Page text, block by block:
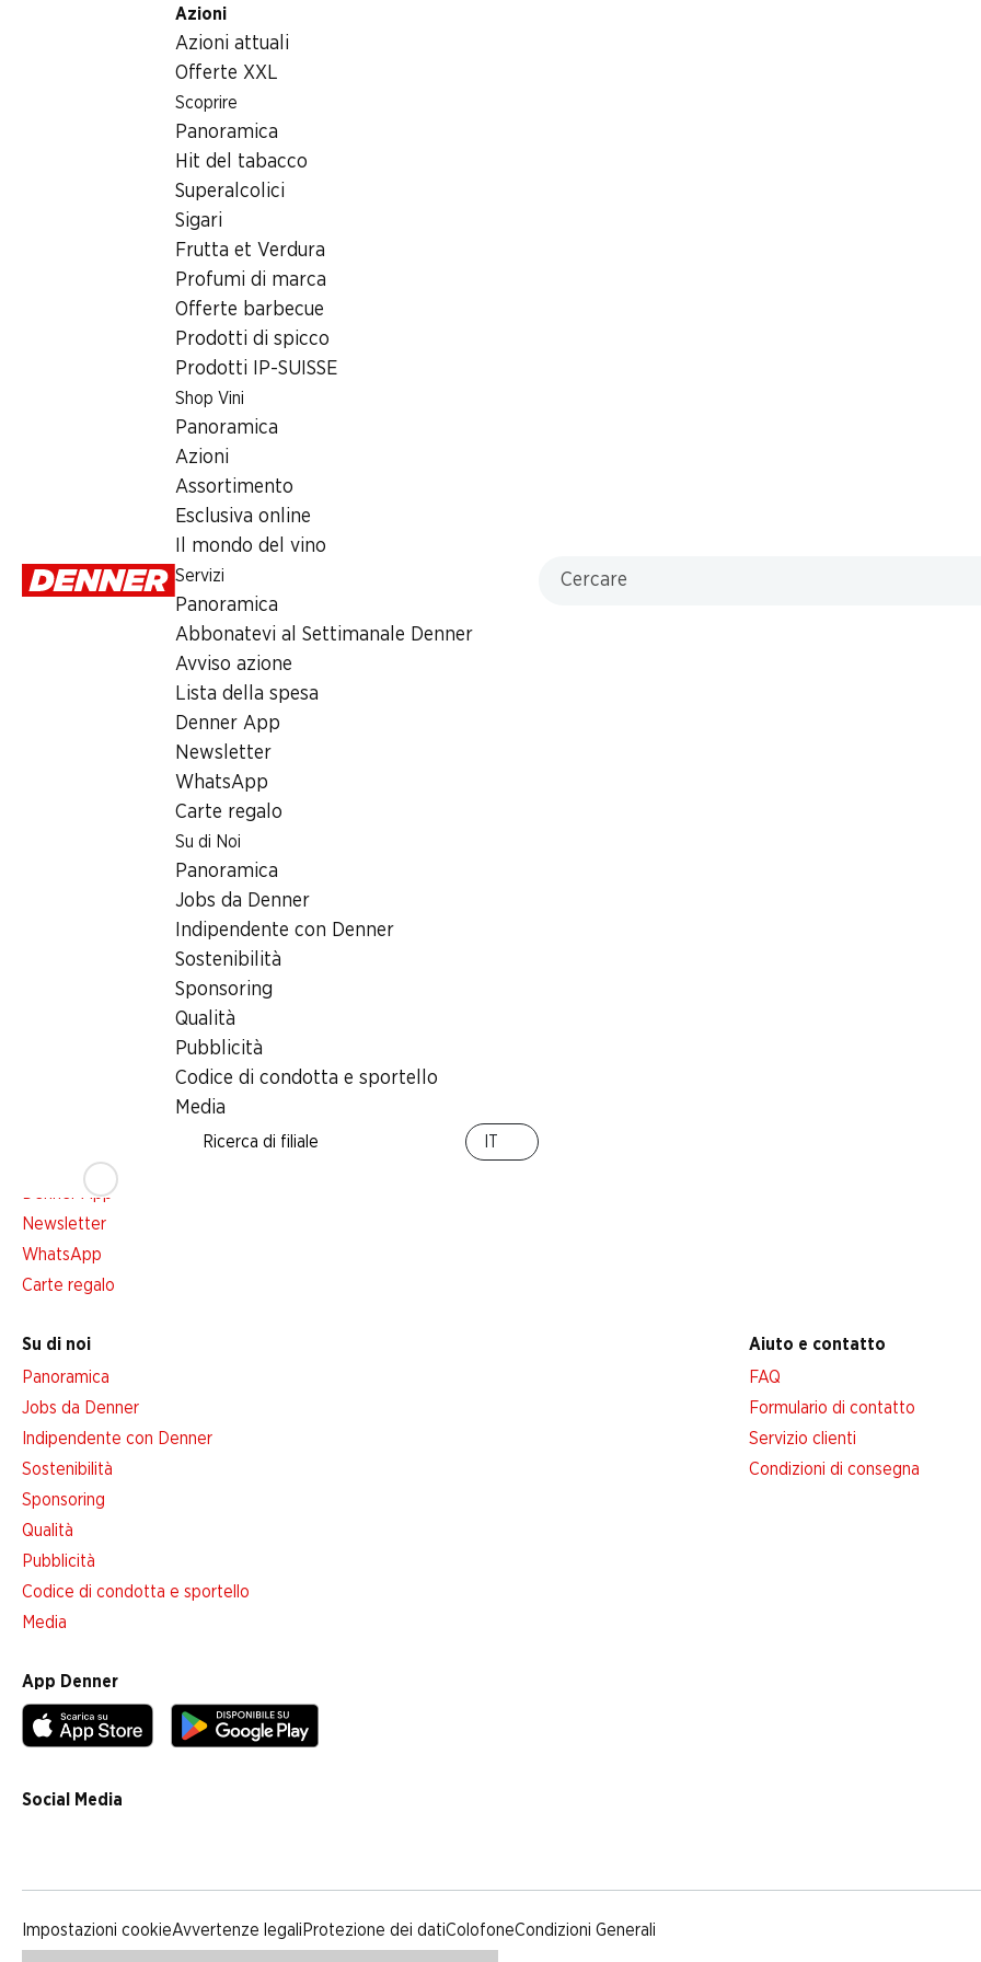
Azioni
Azioni attuali
Offerte XXL
Scoprire
Panoramica
Hit del tabacco
Superalcolici
Sigari
Frutta et Verdura
Profumi di marca
Offerte barbecue
Prodotti di spicco
Prodotti IP-SUISSE
Shop Vini
Panoramica
Azioni
Assortimento
Esclusiva online
Il mondo del vino
Servizi
Panoramica
Abbonatevi al Settimanale Denner
Avviso azione
Lista della spesa
Denner App
Newsletter
WhatsApp
Carte regalo
Su di Noi
Panoramica
Jobs da Denner
Indipendente con Denner
Sostenibilità
Sponsoring
Qualità
Pubblicità
Codice di condotta e sportello
Media
Ricerca di filiale
Generi alimentari
Salmone affumicato dell’Atlantico Arctic Fish
affumicato a freddo con legno di faggio, a fette, Norvegia, 250 g
1004043
Con la newsletter di Denner si rimane sempre aggiornati. Si iscriva adesso!
Abbonatevi al settimanale Denner
Lista della spesa
Denner App
Newsletter
WhatsApp
Carte regalo
Su di noi
Panoramica
Jobs da Denner
Indipendente con Denner
Sostenibilità
Sponsoring
Qualità
Pubblicità
Codice di condotta e sportello
Media
Aiuto e contatto
FAQ
Formulario di contatto
Servizio clienti
Condizioni di consegna
App Denner
Social Media
Impostazioni cookieAvvertenze legali Protezione dei datiColofoneCondizioni Generali